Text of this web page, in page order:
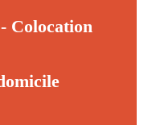
Colocation